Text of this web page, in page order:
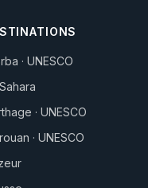
· UNESCO
· UNESCO
· UNESCO